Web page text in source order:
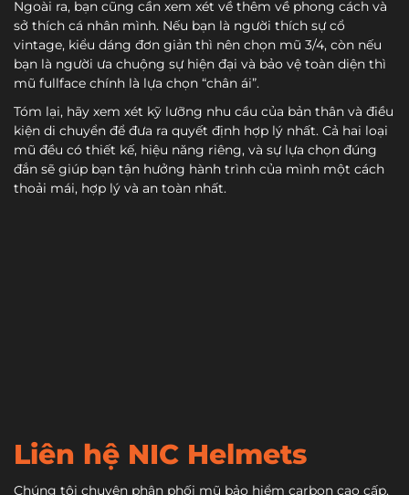
Ngoài ra, bạn cũng cần xem xét về thêm về phong cách và
sở thích cá nhân mình. Nếu bạn là người thích sự cổ
vintage, kiểu dáng đơn giản thì nên chọn mũ 3/4, còn nếu
bạn là người ưa chuộng sự hiện đại và bảo vệ toàn diện thì
mũ fullface chính là lựa chọn “chân ái”.
Tóm lại, hãy xem xét kỹ lưỡng nhu cầu của bản thân và điều
kiện di chuyển để đưa ra quyết định hợp lý nhất. Cả hai loại
mũ đều có thiết kế, hiệu năng riêng, và sự lựa chọn đúng
đắn sẽ giúp bạn tận hưởng hành trình của mình một cách
thoải mái, hợp lý và an toàn nhất.
Liên hệ NIC Helmets
Chúng tôi chuyên phân phối mũ bảo hiểm carbon cao cấp,